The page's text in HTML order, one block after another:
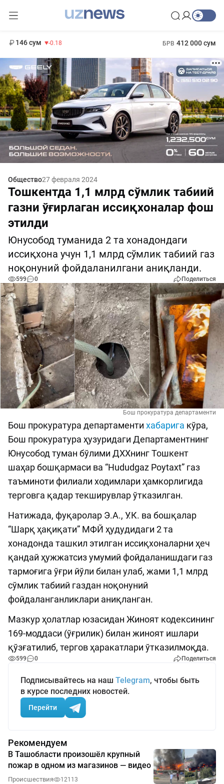
146 сум -0.18 БРВ 412 000 сум
Общество27 февраля 2024
Тошкентда 1,1 млрд сўмлик табиий
газни ўғирлаган иссиқхоналар фош
этилди
Юнусобод туманида 2 та хонадондаги
иссиқхона учун 1,1 млрд сўмлик табиий газ
ноқонуний фойдаланилгани аниқланди.
599 0 Поделиться
Бош прокуратура департаменти
Бош прокуратура департаменти хабарига кўра,
Бош прокуратура ҳузуридаги Департаментнинг
Юнусобод туман бўлими ДХХнинг Тошкент
шаҳар бошқармаси ва “Hududgaz Poytaxt” газ
таъминоти филиали ходимлари ҳамкорлигида
терговга қадар текширувлар ўтказилган.
Натижада, фуқаролар Э.А., У.К. ва бошқалар
“Шарқ ҳақиқати” МФЙ ҳудудидаги 2 та
хонадонда ташкил этилган иссиқхоналарни ҳеч
қандай ҳужжатсиз умумий фойдаланишдаги газ
тармоғига ўғри йўли билан улаб, жами 1,1 млрд
сўмлик табиий газдан ноқонуний
фойдаланганликлари аниқланган.
Мазкур ҳолатлар юзасидан Жиноят кодексининг
169-моддаси (ўғрилик) билан жиноят ишлари
қўзғатилиб, тергов ҳаракатлари ўтказилмоқда.
599 0 Поделиться
Подписывайтесь на наш Telegram, чтобы быть
в курсе последних новостей.
Перейти
Рекомендуем
В Ташобласти произошёл крупный
пожар в одном из магазинов — видео
Происшествия 12113